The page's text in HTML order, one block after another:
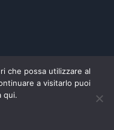
11/2003
che possa utilizzare al
a visitarlo puoi
qui.